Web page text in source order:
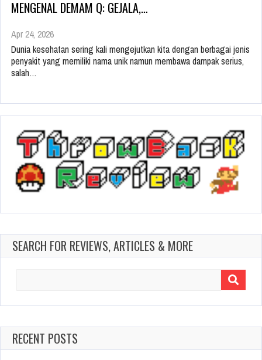
MENGENAL DEMAM Q: GEJALA,…
Apr 24, 2026
Dunia kesehatan sering kali mengejutkan kita dengan berbagai jenis
penyakit yang memiliki nama unik namun membawa dampak serius,
salah…
SEARCH FOR REVIEWS, ARTICLES & MORE
RECENT POSTS